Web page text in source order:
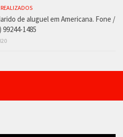
REALIZADOS
de aluguel em Americana. Fone /
1485